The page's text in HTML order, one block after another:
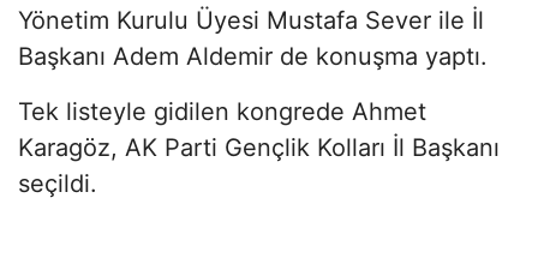
Yönetim Kurulu Üyesi Mustafa Sever ile İl
Başkanı Adem Aldemir de konuşma yaptı.
Tek listeyle gidilen kongrede Ahmet
Karagöz, AK Parti Gençlik Kolları İl Başkanı
seçildi.